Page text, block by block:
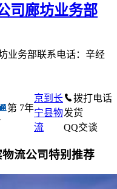
司廊坊业务部
业务部联系电话：辛经
第 7年
拨打电话
发货
QQ交谈
京到长
宁县物
流
流公司特别推荐